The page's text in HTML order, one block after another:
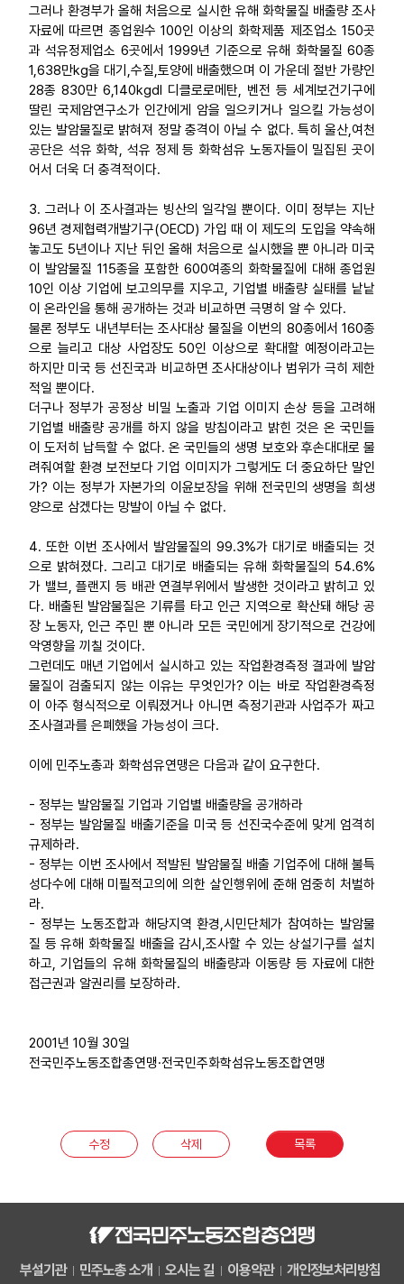
그러나 환경부가 올해 처음으로 실시한 유해 화학물질 배출량 조사
자료에 따르면 종업원수 100인 이상의 화학제품 제조업소 150곳
과 석유정제업소 6곳에서 1999년 기준으로 유해 화학물질 60종
1,638만kg을 대기,수질,토양에 배출했으며 이 가운데 절반 가량인
28종 830만 6,140kgdl 디클로로메탄, 벤전 등 세계보건기구에
딸린 국제암연구소가 인간에게 암을 일으키거나 일으킬 가능성이
있는 발암물질로 밝혀져 정말 충격이 아닐 수 없다. 특히 울산,여천
공단은 석유 화학, 석유 정제 등 화학섬유 노동자들이 밀집된 곳이
어서 더욱 더 충격적이다.
3. 그러나 이 조사결과는 빙산의 일각일 뿐이다. 이미 정부는 지난
96년 경제협력개발기구(OECD) 가입 때 이 제도의 도입을 약속해
놓고도 5년이나 지난 뒤인 올해 처음으로 실시했을 뿐 아니라 미국
이 발암물질 115종을 포함한 600여종의 화학물질에 대해 종업원
10인 이상 기업에 보고의무를 지우고, 기업별 배출량 실태를 낱낱
이 온라인을 통해 공개하는 것과 비교하면 극명히 알 수 있다.
물론 정부도 내년부터는 조사대상 물질을 이번의 80종에서 160종
으로 늘리고 대상 사업장도 50인 이상으로 확대할 예정이라고는
하지만 미국 등 선진국과 비교하면 조사대상이나 범위가 극히 제한
적일 뿐이다.
더구나 정부가 공정상 비밀 노출과 기업 이미지 손상 등을 고려해
기업별 배출량 공개를 하지 않을 방침이라고 밝힌 것은 온 국민들
이 도저히 납득할 수 없다. 온 국민들의 생명 보호와 후손대대로 물
려줘여할 환경 보전보다 기업 이미지가 그렇게도 더 중요하단 말인
가? 이는 정부가 자본가의 이윤보장을 위해 전국민의 생명을 희생
양으로 삼겠다는 망발이 아닐 수 없다.
4. 또한 이번 조사에서 발암물질의 99.3%가 대기로 배출되는 것
으로 밝혀졌다. 그리고 대기로 배출되는 유해 화학물질의 54.6%
가 밸브, 플랜지 등 배관 연결부위에서 발생한 것이라고 밝히고 있
다. 배출된 발암물질은 기류를 타고 인근 지역으로 확산돼 해당 공
장 노동자, 인근 주민 뿐 아니라 모든 국민에게 장기적으로 건강에
악영향을 끼칠 것이다.
그런데도 매년 기업에서 실시하고 있는 작업환경측정 결과에 발암
물질이 검출되지 않는 이유는 무엇인가? 이는 바로 작업환경측정
이 아주 형식적으로 이뤄졌거나 아니면 측정기관과 사업주가 짜고
조사결과를 은폐했을 가능성이 크다.
이에 민주노총과 화학섬유연맹은 다음과 같이 요구한다.
- 정부는 발암물질 기업과 기업별 배출량을 공개하라
- 정부는 발암물질 배출기준을 미국 등 선진국수준에 맞게 엄격히
규제하라.
- 정부는 이번 조사에서 적발된 발암물질 배출 기업주에 대해 불특
성다수에 대해 미필적고의에 의한 살인행위에 준해 엄중히 처벌하
라.
- 정부는 노동조합과 해당지역 환경,시민단체가 참여하는 발암물
질 등 유해 화학물질 배출을 감시,조사할 수 있는 상설기구를 설치
하고, 기업들의 유해 화학물질의 배출량과 이동량 등 자료에 대한
접근권과 알권리를 보장하라.
2001년 10월 30일
전국민주노동조합총연맹·전국민주화학섬유노동조합연맹
수정 삭제 목록
부설기관 민주노총 소개 오시는 길 이용약관 개인정보처리방침